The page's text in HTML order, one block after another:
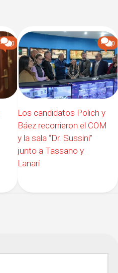
0 0
Los candidatos Polich y
Báez recorrieron el COM
y la sala “Dr. Sussini”
junto a Tassano y
Lanari